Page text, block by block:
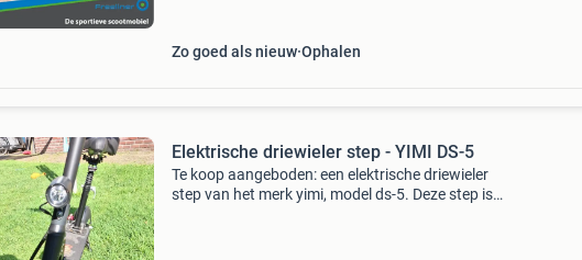
Zo goed als nieuw Ophalen
Elektrische driewieler step - YIMI DS-5
Te koop aangeboden: een elektrische driewieler
step van het merk yimi, model ds-5. Deze step is